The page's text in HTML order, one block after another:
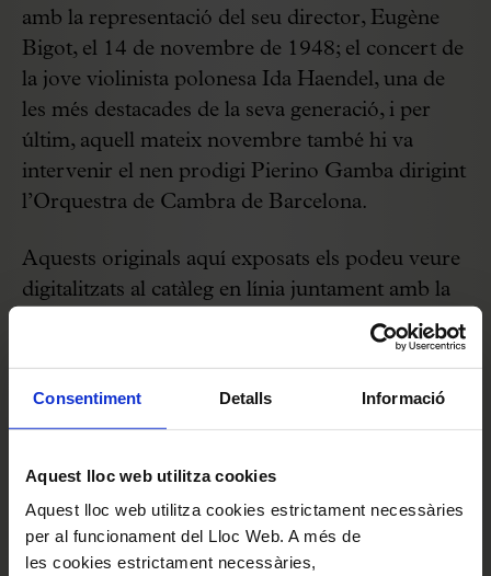
Consentiment Detalls Informació
Aquest lloc web utilitza cookies
Aquest lloc web utilitza cookies estrictament necessàries
per al funcionament del Lloc Web. A més de
les cookies estrictament necessàries,
amb la representació del seu director, Eugène
Bigot, el 14 de novembre de 1948; el concert de
la jove violinista polonesa Ida Haendel, una de
les més destacades de la seva generació, i per
últim, aquell mateix novembre també hi va
intervenir el nen prodigi Pierino Gamba dirigint
l’Orquestra de Cambra de Barcelona.
Aquests originals aquí exposats els podeu veure
digitalitzats al catàleg en línia juntament amb la